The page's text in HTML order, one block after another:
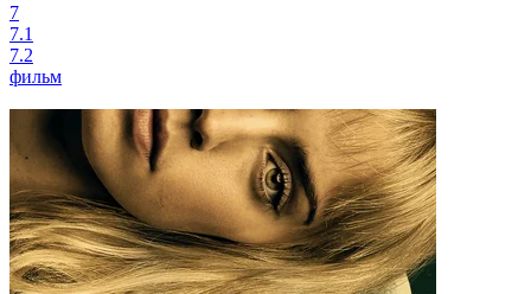
7
7.1
7.2
фильм